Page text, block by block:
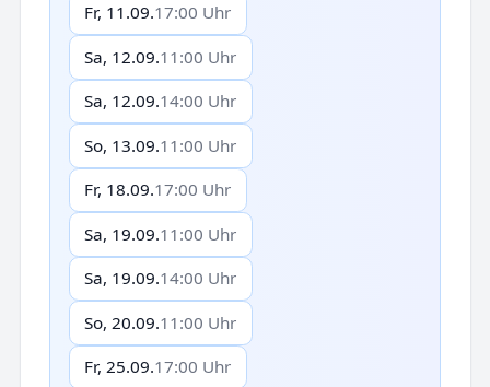
Fr, 11.09.17:00 Uhr
Sa, 12.09.11:00 Uhr
Sa, 12.09.14:00 Uhr
So, 13.09.11:00 Uhr
Fr, 18.09.17:00 Uhr
Sa, 19.09.11:00 Uhr
Sa, 19.09.14:00 Uhr
So, 20.09.11:00 Uhr
Fr, 25.09.17:00 Uhr